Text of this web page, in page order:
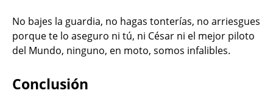
No bajes la guardia, no hagas tonterías, no arriesgues
porque te lo aseguro ni tú, ni César ni el mejor piloto
del Mundo, ninguno, en moto, somos infalibles.
Conclusión